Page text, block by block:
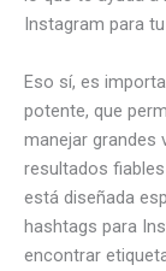
Instagram para
Eso sí, es
potente, que
manejar grandes
resultados
está diseñada
hashtags para
encontrar